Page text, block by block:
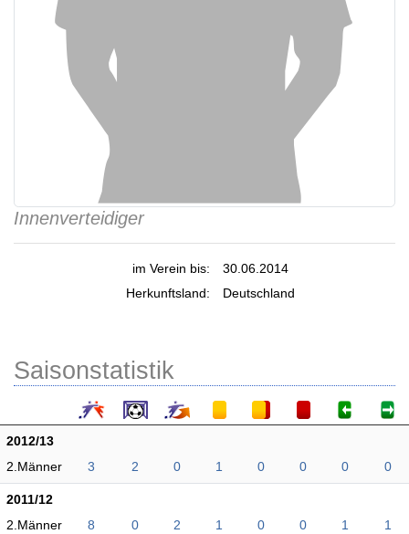
Innenverteidiger
im Verein bis:
30.06.2014
Herkunftsland:
Deutschland
Saisonstatistik
2012/13
2.Männer
3 2 0 1 0 0 0 0
2011/12
2.Männer
8 0 2 1 0 0 1 1